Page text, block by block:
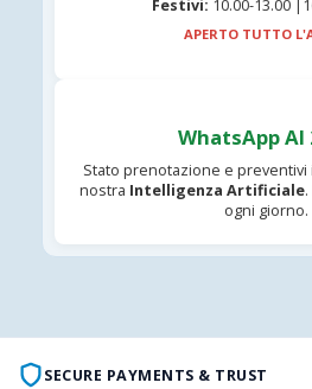
Festivi: 10.00-13.00
APERTO TUTTO
WhatsApp AI
Stato prenotazione e preventivi
nostra Intelligenza Artificiale.
ogni giorno.
SECURE PAYMENTS & TRUST